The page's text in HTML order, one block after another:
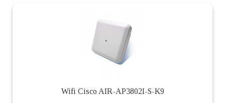
Wifi Cisco AIR-AP3802I-S-K9